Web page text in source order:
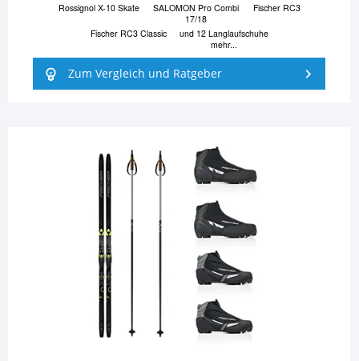
Rossignol X-10 Skate
SALOMON Pro Combi
17/18
Fischer RC3
Fischer RC3 Classic
und 12 Langlaufschuhe
mehr...
Zum Vergleich und Ratgeber